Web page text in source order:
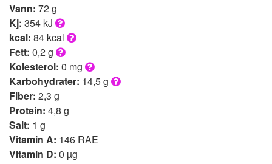
Vann: 72 g
Kj: 354 kJ
kcal: 84 kcal
Fett: 0,2 g
Kolesterol: 0 mg
Karbohydrater: 14,5 g
Fiber: 2,3 g
Protein: 4,8 g
Salt: 1 g
Vitamin A: 146 RAE
Vitamin D: 0 µg